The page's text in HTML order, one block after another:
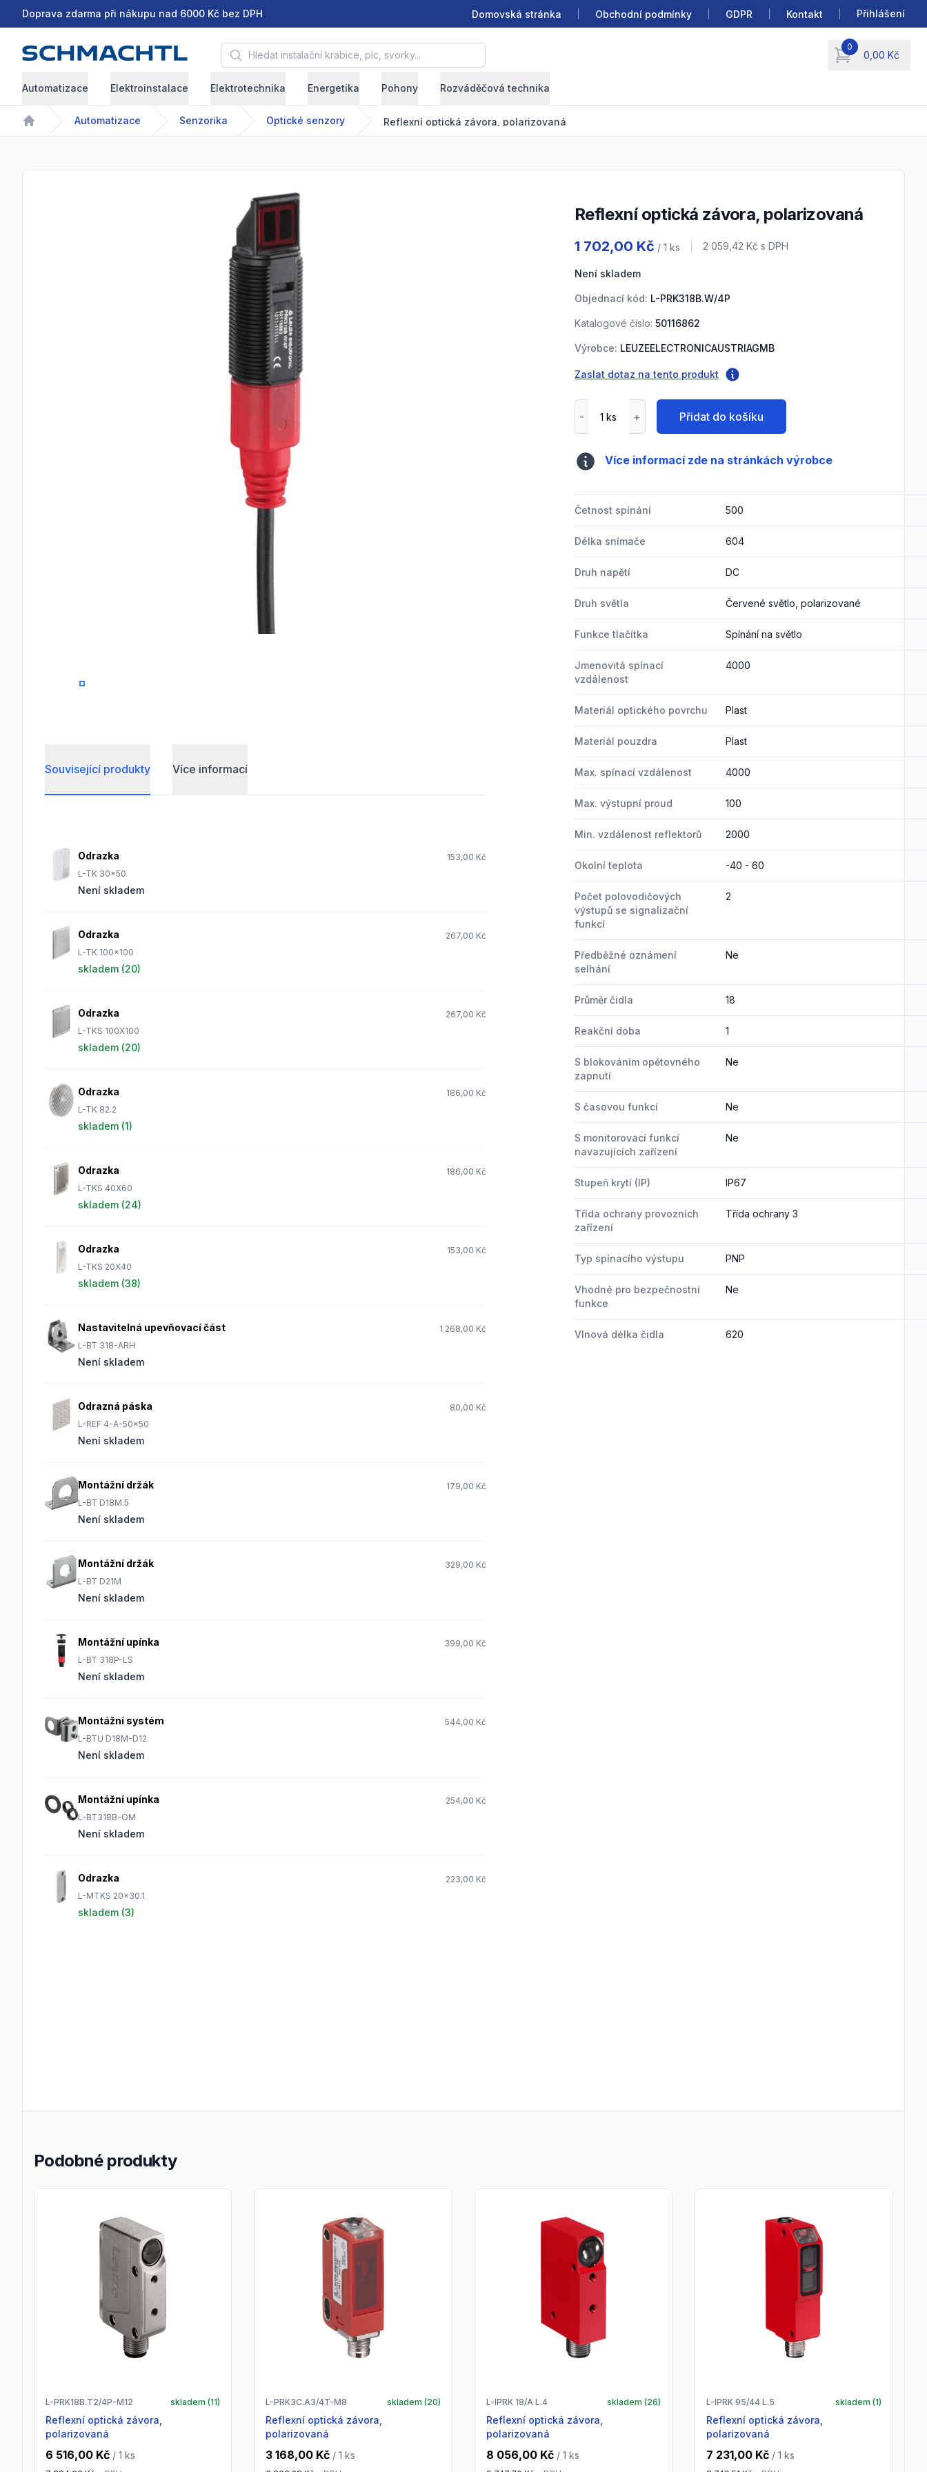
Doprava zdarma při nákupu nad 6000 Kč bez DPH Domovská stránka Obchodní podmínky GDPR Kontakt Přihlášení
Hledat instalační krabice, plc, svorky... 0
0,00 Kč
items in cart, view
Automatizace Elektroinstalace Elektrotechnika Energetika Pohony Rozváděčová technika
Home
Automatizace Senzorika Optické senzory Reflexní optická závora, polarizovaná
0
Reflexní optická závora, polarizovaná
1 702,00 Kč / 1 ks Cena s DPH
2 059,42 Kč s DPH
Není skladem
Objednací kód: L-PRK318B.W/4P
Katalogové číslo: 50116862
Výrobce: LEUZEELECTRONICAUSTRIAGMB
Zaslat dotaz na tento produkt
Přidat do košíku
Více informací zde na stránkách výrobce
Četnost spínání 500
Délka snímače 604
Druh napětí DC
Druh světla Červené světlo, polarizované
Funkce tlačítka Spínání na světlo
Jmenovitá spínací
vzdálenost
4000
Materiál optického povrchu Plast
Materiál pouzdra Plast
Max. spínací vzdálenost 4000
Max. výstupní proud 100
Min. vzdálenost reflektorů 2000
Okolní teplota -40 - 60
Počet polovodičových
výstupů se signalizační
funkcí
2
Předběžné oznámení
selhání
Ne
Průměr čidla 18
Reakční doba 1
S blokováním opětovného
zapnutí
Ne
S časovou funkcí Ne
S monitorovací funkcí
navazujících zařízení
Ne
Stupeň krytí (IP) IP67
Třída ochrany provozních
zařízení
Třída ochrany 3
Typ spínacího výstupu PNP
Vhodné pro bezpečnostní
funkce
Ne
Vlnová délka čidla 620
Související produkty Více informací
Odrazka
L-TK 30x50
Není skladem
153,00 Kč
Odrazka
L-TK 100x100
skladem (20)
267,00 Kč
Odrazka
L-TKS 100X100
skladem (20)
267,00 Kč
Odrazka
L-TK 82.2
skladem (1)
186,00 Kč
Odrazka
L-TKS 40X60
skladem (24)
186,00 Kč
Odrazka
L-TKS 20X40
skladem (38)
153,00 Kč
Nastavitelná upevňovací část
L-BT 318-ARH
Není skladem
1 268,00 Kč
Odrazná páska
L-REF 4-A-50x50
Není skladem
80,00 Kč
Montážní držák
L-BT D18M.5
Není skladem
179,00 Kč
Montážní držák
L-BT D21M
Není skladem
329,00 Kč
Montážní upínka
L-BT 318P-LS
Není skladem
399,00 Kč
Montážní systém
L-BTU D18M-D12
Není skladem
544,00 Kč
Montážní upínka
L-BT318B-OM
Není skladem
254,00 Kč
Odrazka
L-MTKS 20x30.1
skladem (3)
223,00 Kč
Podobné produkty
L-PRK18B.T2/4P-M12 skladem (11)
Reflexní optická závora,
polarizovaná
6 516,00 Kč / 1 ks
L-PRK3C.A3/4T-M8 skladem (20)
Reflexní optická závora,
polarizovaná
3 168,00 Kč / 1 ks
L-IPRK 18/A L.4 skladem (26)
Reflexní optická závora,
polarizovaná
8 056,00 Kč / 1 ks
L-IPRK 95/44 L.5 skladem (1)
Reflexní optická závora,
polarizovaná
7 231,00 Kč / 1 ks